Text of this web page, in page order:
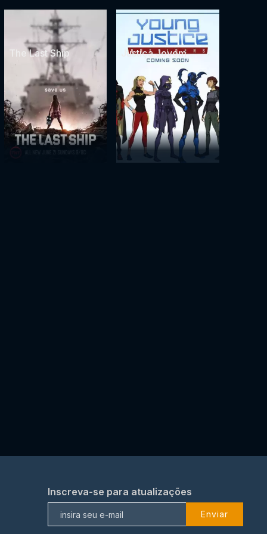
The Last Ship Justiça Jovem
Inscreva-se para atualizações
Enviar